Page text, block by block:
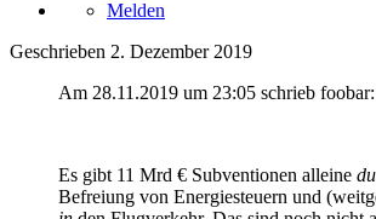
Melden
Geschrieben 2. Dezember 2019
Am 28.11.2019 um 23:05 schrieb foobar:
Es gibt 11 Mrd € Subventionen alleine
Befreiung von Energiesteuern und